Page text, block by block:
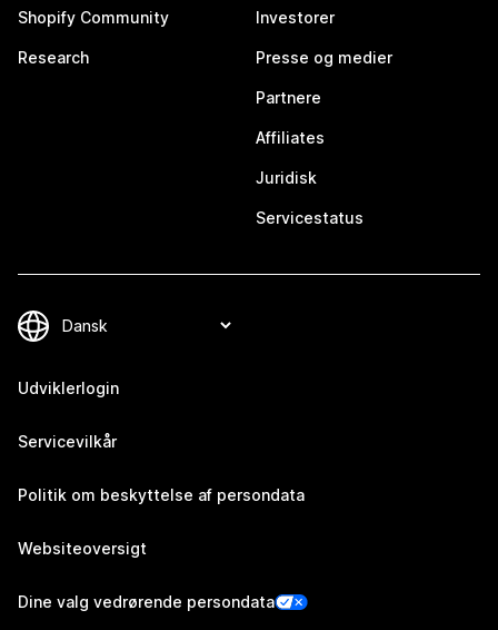
Shopify Community
Research
Investorer
Presse og medier
Partnere
Affiliates
Juridisk
Servicestatus
Udviklerlogin
Servicevilkår
Politik om beskyttelse af persondata
Websiteoversigt
Dine valg vedrørende persondata